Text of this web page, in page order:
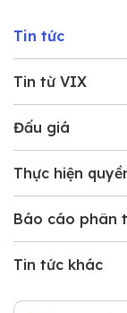
Tin tức
Tin từ VIX
Đấu giá
Thực hiện
Báo cáo phân
Tin tức khác